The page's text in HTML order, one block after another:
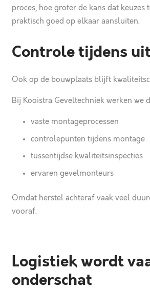
proces, hoe groter de kans dat keuzes
praktisch goed op elkaar aansluiten.
Controle tijdens
Ook op de bouwplaats blijft
Bij Kooistra Geveltechniek werken we
vaste montageprocessen
controlepunten tijdens montage
tussentijdse kwaliteitsinspecties
ervaren gevelmonteurs
Omdat herstel achteraf vaak veel
vooraf.
Logistiek wordt
onderschat